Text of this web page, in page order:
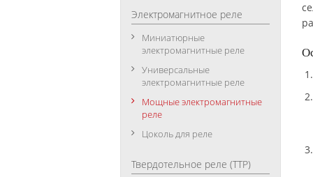
Электромагнитное реле
Миниатюрные
электромагнитные реле
Универсальные
электромагнитные реле
Мощные электромагнитные
реле
Цоколь для реле
Твердотельное реле (ТТР)